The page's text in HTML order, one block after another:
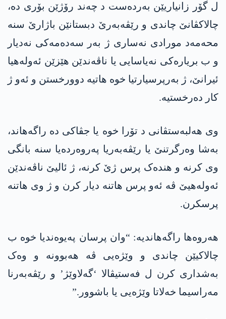
ل گۆر زانیاریێن بەردەست د چەند رۆژێن بۆری دە،
چالاکڤانێ چاندی و رێڤەبەرێ دبستانێن باژارێ سنە
محەمەد مورادی نەساری ژ بەر سەدەمەکی نەدیار
و ب بریارەکی نەیاسایی یا ناڤەندێن ھێزێن ئەولەھیا
ئیرانێ، ژ بەرپرسیارتیا خوە ھاتیە دوورخستن و ئەو ژ
کار دەرخستیە.
وی ھەلبەستڤانی د تۆرا خوە یا جڤاکی دە راگەھاند،
بەشا وەرگرتنێ یا رێڤەبەریا پەروەردەیا سنە بانگی
وی کرنە و ھندەک پرس ژێ کرنە، ژ ئالیێ ناڤەندێن
ئەولەھیێ ڤە ئەو پرس ھاتنە دیار کرن و ژ وی ھاتنە
پرسکرن.
ھەروەھا راگەھاندیە: “وان پرسان پەیوەندیا خوە ب
چالاکیێن چاندی و وێژەیی ڤە ھەبوونە و وەک
بەشداری کرن ل فەستیڤالا ‘گەلاوێژ’ و رێڤەبەرنا
مەراسیما خەلاتا وێژەیی یا باشوور.”